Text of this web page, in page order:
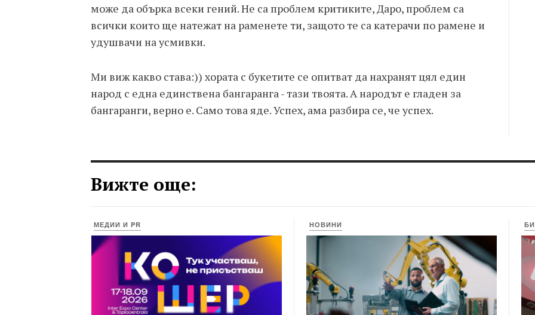
може да обърка всеки гений. Не са проблем критиките, Даро, проблем са
всички които ще натежат на раменете ти, защото те са катерачи по рамене и
удушвачи на усмивки.
Ми виж какво става:)) хората с букетите се опитват да нахранят цял един
народ с една единствена бангаранга - тази твоята. А народът е гладен за
бангаранги, верно е. Само това яде. Успех, ама разбира се, че успех.
Вижте още:
МЕДИИ И PR НОВИНИ